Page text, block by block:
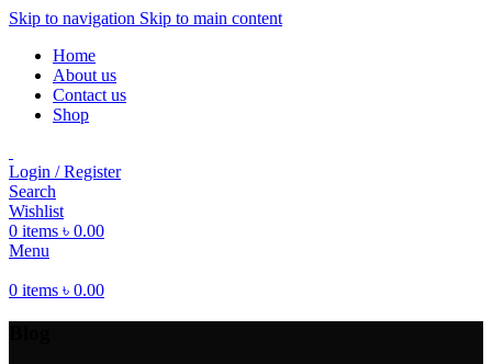
Skip to navigation Skip to main content
Home
About us
Contact us
Shop
Login / Register
Search
Wishlist
0 items ৳ 0.00
Menu
0 items ৳ 0.00